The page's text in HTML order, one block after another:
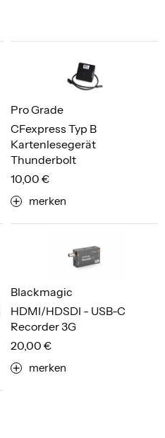
CFexpress Typ B
Kartenlesegerät
Thunderbolt
Pro Grade
10,00 €
merken
HDMI/HDSDI - USB-C
Recorder 3G
Blackmagic
20,00 €
merken